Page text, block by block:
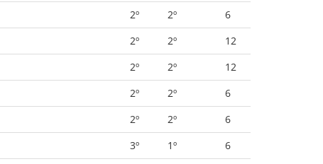
2º 2º
6
2º 2º
12
2º 2º
12
2º 2º
6
2º 2º
6
3º 1º
6